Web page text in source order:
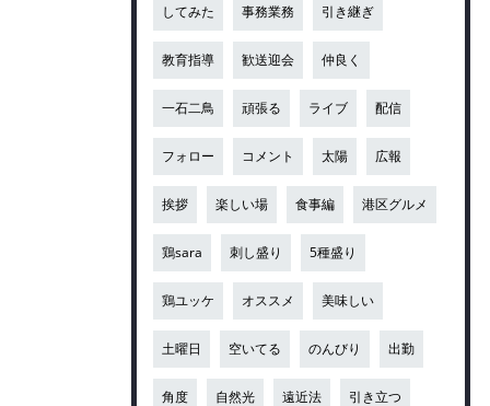
してみた 事務業務 引き継ぎ
教育指導 歓送迎会 仲良く
一石二鳥 頑張る ライブ 配信
フォロー コメント 太陽 広報
挨拶 楽しい場 食事編 港区グルメ
鶏sara 刺し盛り 5種盛り
鶏ユッケ オススメ 美味しい
土曜日 空いてる のんびり 出勤
角度 自然光 遠近法 引き立つ